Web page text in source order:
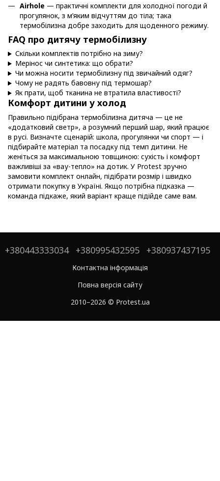
Airhole — практичні комплекти для холодної погоди й
прогулянок, з м’яким відчуттям до тіла; така
термобілизна добре заходить для щоденного режиму.
FAQ про дитячу термобілизну
Скільки комплектів потрібно на зиму?
Мерінос чи синтетика: що обрати?
Чи можна носити термобілизну під звичайний одяг?
Чому не радять бавовну під термошар?
Як прати, щоб тканина не втратила властивості?
Комфорт дитини у холод
Правильно підібрана термобілизна дитяча — це не
«додатковий светр», а розумний перший шар, який працює
в русі. Визначте сценарій: школа, прогулянки чи спорт — і
підбирайте матеріал та посадку під темп дитини. Не
женіться за максимальною товщиною: сухість і комфорт
важливіші за «вау-тепло» на дотик. У Protest зручно
замовити комплект онлайн, підібрати розмір і швидко
отримати покупку в Україні. Якщо потрібна підказка —
команда підкаже, який варіант краще підійде саме вам.
+380443333034 +380995432595 +380937437195
Контактна інформація
Повна версія сайту
2010–2026 © Protest.ua